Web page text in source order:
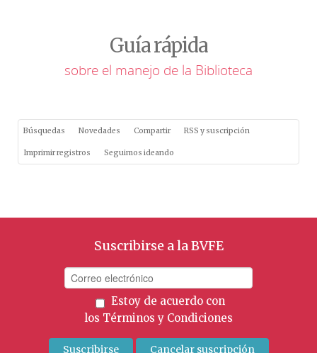
Guía rápida
sobre el manejo de la Biblioteca
Búsquedas Novedades Compartir RSS y suscripción
Imprimir registros Seguimos ideando
Suscribirse a la BVFE
Estoy de acuerdo con
los Términos y Condiciones